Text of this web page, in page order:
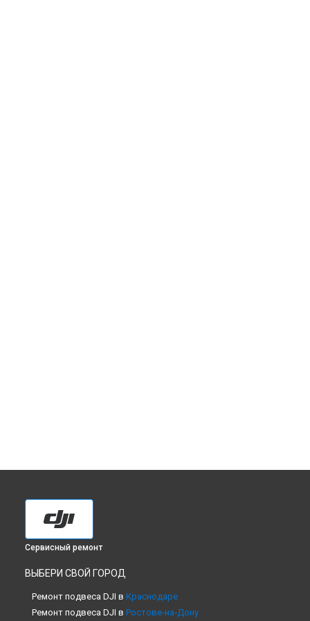
Сервисный ремонт
ВЫБЕРИ СВОЙ ГОРОД
Ремонт подвеса DJI в Краснодаре
Ремонт подвеса DJI в Ростове-на-Дону